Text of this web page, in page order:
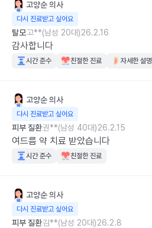
고양순의사
다시 진료받고 싶어요
탈모고**(남성 20대)26.2.16
감사합니다
시간 준수 친절한 진료 자세한 설명
고양순의사
다시 진료받고 싶어요
피부 질환권**(남성 40대)26.2.15
여드름 약 치료 받았습니다
시간 준수 친절한 진료
고양순의사
다시 진료받고 싶어요
피부 질환김**(남성 20대)26.2.8